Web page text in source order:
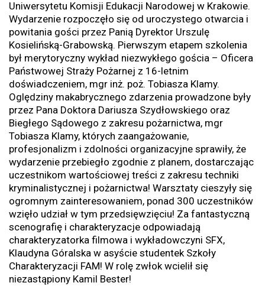
Uniwersytetu Komisji Edukacji Narodowej w Krakowie.
Wydarzenie rozpoczęło się od uroczystego otwarcia i
powitania gości przez Panią Dyrektor Urszulę
Kosielińską-Grabowską. Pierwszym etapem szkolenia
był merytoryczny wykład niezwykłego gościa – Oficera
Państwowej Straży Pożarnej z 16-letnim
doświadczeniem, mgr inż. poż. Tobiasza Klamy.
Oględziny makabrycznego zdarzenia prowadzone były
przez Pana Doktora Dariusza Szydłowskiego oraz
Biegłego Sądowego z zakresu pożarnictwa, mgr
Tobiasza Klamy, których zaangażowanie,
profesjonalizm i zdolności organizacyjne sprawiły, że
wydarzenie przebiegło zgodnie z planem, dostarczając
uczestnikom wartościowej treści z zakresu techniki
kryminalistycznej i pożarnictwa! Warsztaty cieszyły się
ogromnym zainteresowaniem, ponad 300 uczestników
wzięło udział w tym przedsięwzięciu! Za fantastyczną
scenografię i charakteryzacje odpowiadają
charakteryzatorka filmowa i wykładowczyni SFX,
Klaudyna Góralska w asyście studentek Szkoły
Charakteryzacji FAM! W rolę zwłok wcielił się
niezastąpiony Kamil Bester!